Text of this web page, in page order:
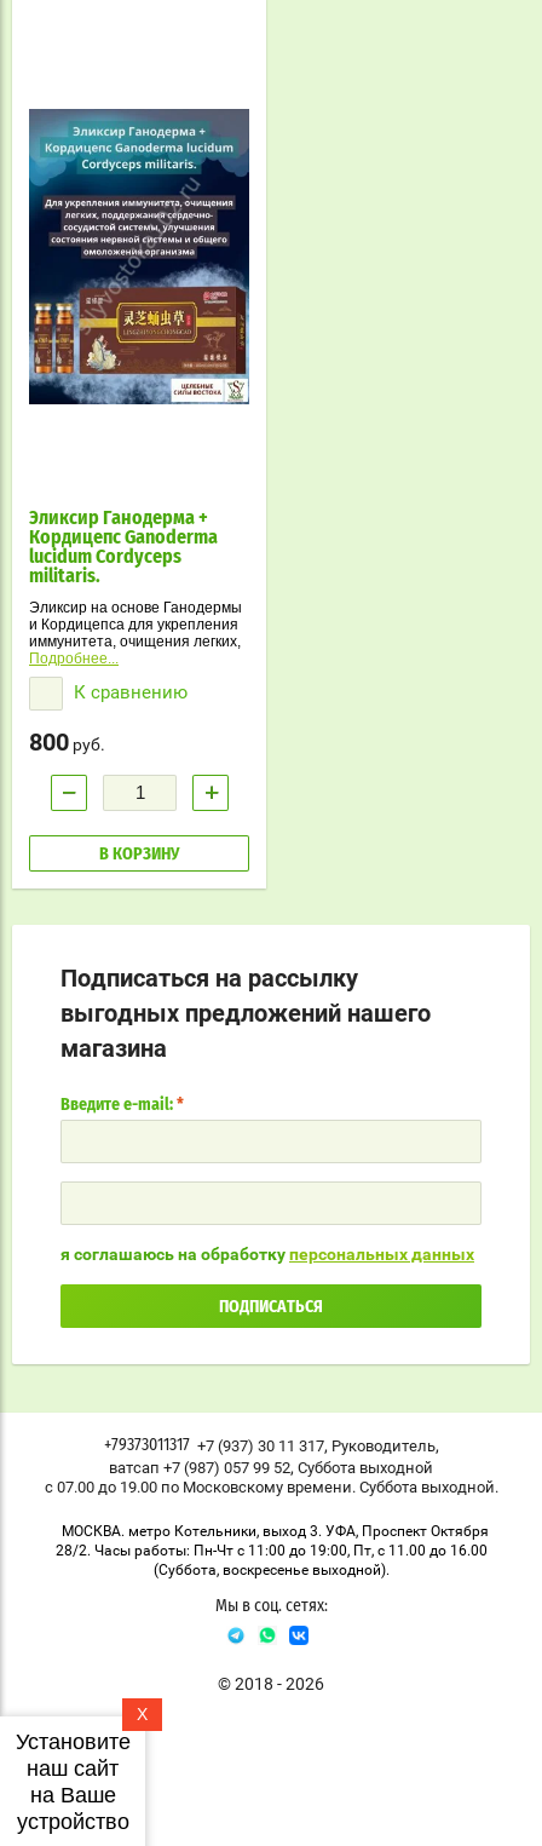
Эликсир Ганодерма +
Кордицепс Ganoderma
lucidum Cordyceps
militaris.
Эликсир на основе Ганодермы
и Кордицепса для укрепления
иммунитета, очищения легких,
поддержки сердца и нервной
системы. Натуральное
средство для омоложения и
восстановления сил.
Подробнее...
К сравнению
800 руб.
− +
В КОРЗИНУ
Подписаться на рассылку
выгодных предложений нашего
магазина
Введите e-mail: *
я соглашаюсь на обработкуперсональных данных
ПОДПИСАТЬСЯ
+79373011317 +7 (937) 30 11 317, Руководитель,
ватсап +7 (987) 057 99 52, Суббота выходной
с 07.00 до 19.00 по Московскому времени. Суббота выходной.
МОСКВА. метро Котельники, выход 3. УФА, Проспект Октября
28/2. Часы работы: Пн-Чт с 11:00 до 19:00, Пт, с 11.00 до 16.00
(Суббота, воскресенье выходной).
Мы в соц. сетях:
© 2018 - 2026
X
Установите
наш сайт
на Ваше
устройство